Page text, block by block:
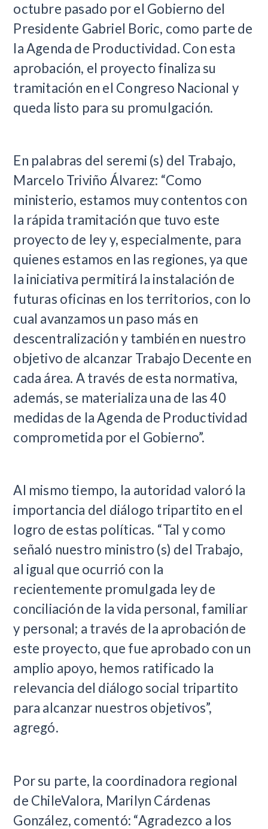
octubre pasado por el Gobierno del
Presidente Gabriel Boric, como parte de
la Agenda de Productividad. Con esta
aprobación, el proyecto finaliza su
tramitación en el Congreso Nacional y
queda listo para su promulgación.
En palabras del seremi (s) del Trabajo,
Marcelo Triviño Álvarez: “Como
ministerio, estamos muy contentos con
la rápida tramitación que tuvo este
proyecto de ley y, especialmente, para
quienes estamos en las regiones, ya que
la iniciativa permitirá la instalación de
futuras oficinas en los territorios, con lo
cual avanzamos un paso más en
descentralización y también en nuestro
objetivo de alcanzar Trabajo Decente en
cada área. A través de esta normativa,
además, se materializa una de las 40
medidas de la Agenda de Productividad
comprometida por el Gobierno”.
Al mismo tiempo, la autoridad valoró la
importancia del diálogo tripartito en el
logro de estas políticas. “Tal y como
señaló nuestro ministro (s) del Trabajo,
al igual que ocurrió con la
recientemente promulgada ley de
conciliación de la vida personal, familiar
y personal; a través de la aprobación de
este proyecto, que fue aprobado con un
amplio apoyo, hemos ratificado la
relevancia del diálogo social tripartito
para alcanzar nuestros objetivos”,
agregó.
Por su parte, la coordinadora regional
de ChileValora, Marilyn Cárdenas
González, comentó: “Agradezco a los